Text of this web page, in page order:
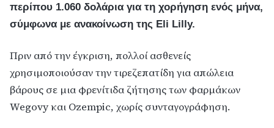
περίπου 1.060 δολάρια για τη χορήγηση ενός μήνα,
σύμφωνα με ανακοίνωση της Eli Lilly.
Πριν από την έγκριση, πολλοί ασθενείς
χρησιμοποιούσαν την τιρεζεπατίδη για απώλεια
βάρους σε μια φρενίτιδα ζήτησης των φαρμάκων
Wegovy και Ozempic, χωρίς συνταγογράφηση.